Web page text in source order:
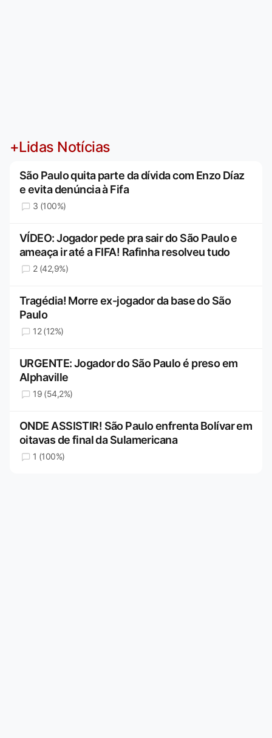
+Lidas Notícias
São Paulo quita parte da dívida com Enzo Díaz
e evita denúncia à Fifa
3 (100%)
VÍDEO: Jogador pede pra sair do São Paulo e
ameaça ir até a FIFA! Rafinha resolveu tudo
2 (42,9%)
Tragédia! Morre ex-jogador da base do São
Paulo
12 (12%)
URGENTE: Jogador do São Paulo é preso em
Alphaville
19 (54,2%)
ONDE ASSISTIR! São Paulo enfrenta Bolívar em
oitavas de final da Sulamericana
1 (100%)